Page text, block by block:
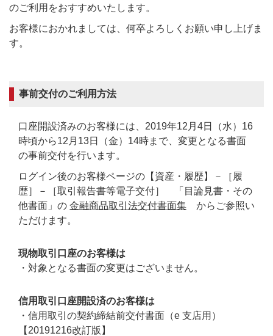
のご利用をおすすめいたします。
お客様におかれましては、何卒よろしくお願い申し上げま
す。
事前交付のご利用方法
口座開設済みのお客様には、2019年12月4日（水）16
時頃から12月13日（金）14時まで、変更となる書面
の事前交付を行います。
ログイン後のお客様ページの【資産・履歴】－［履
歴］－［取引報告書等電子交付］ 「目論見書・その
他書面」の 金融商品取引法交付書面集 からご参照い
ただけます。
現物取引口座のお客様は
・対象となる書面の変更はございません。
信用取引口座開設済のお客様は
・信用取引の契約締結前交付書面（e 支店用）
【20191216改訂版】